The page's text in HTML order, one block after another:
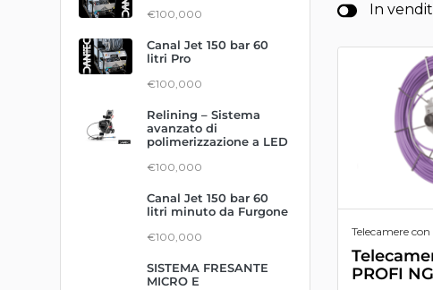
€100,000
Canal Jet 150 bar 60
litri Pro
€100,000
Relining – Sistema
avanzato di
polimerizzazione a LED
€100,000
Canal Jet 150 bar 60
litri minuto da Furgone
€100,000
SISTEMA FRESANTE
MICRO E
In
Telecamere
PROFI NG